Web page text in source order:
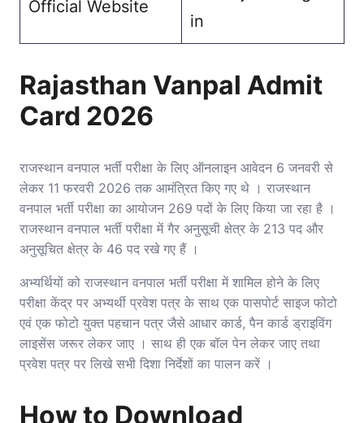
Official Website
in
Rajasthan Vanpal Admit
Card 2026
राजस्थान वनपाल भर्ती परीक्षा के लिए ऑनलाइन आवेदन 6 जनवरी से
लेकर 11 फरवरी 2026 तक आमंत्रित किए गए थे । राजस्थान
वनपाल भर्ती परीक्षा का आयोजन 269 पदों के लिए किया जा रहा है ।
राजस्थान वनपाल भर्ती परीक्षा में गैर अनुसूची क्षेत्र के 213 पद और
अनुसूचित क्षेत्र के 46 पद रखे गए हैं ।
अभ्यर्थियों को राजस्थान वनपाल भर्ती परीक्षा में शामिल होने के लिए
परीक्षा केंद्र पर अभ्यर्थी प्रवेश पत्र के साथ एक पासपोर्ट साइज फोटो
एवं एक फोटो युक्त पहचान पत्र जैसे आधार कार्ड, पैन कार्ड ड्राइविंग
लाइसेंस जरूर लेकर जाए । साथ ही एक बॉल पेन लेकर जाए तथा
प्रवेश पत्र पर लिखे सभी दिशा निर्देशों का पालन करें ।
How to Download